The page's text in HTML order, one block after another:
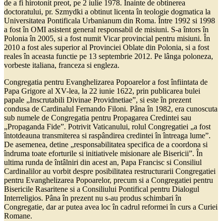
de a fi hirotonit preot, pe 2 iulie 1978. Înainte de obtinerea
doctoratului, pr. Szmydki a obtinut licenta în teologie dogmatica la
Universitatea Pontificala Urbanianum din Roma. Între 1992 si 1998
a fost în OMI asistent general responsabil de misiuni. S-a întors în
Polonia în 2005, si a fost numit Vicar provincial pentru misiuni. În
2010 a fost ales superior al Provinciei Oblate din Polonia, si a fost
reales în aceasta functie pe 13 septembrie 2012. Pe lânga poloneza,
vorbeste italiana, franceza si engleza.
Congregatia pentru Evanghelizarea Popoarelor a fost înfiintata de
Papa Grigore al XV-lea, la 22 iunie 1622, prin publicarea bulei
papale „Inscrutabili Divinae Providnetiae”, si este în prezent
condusa de Cardinalul Fernando Filoni. Pâna în 1982, era cunoscuta
sub numele de Congregatia pentru Propagarea Credintei sau
„Propaganda Fide”. Potrivit Vaticanului, rolul Congregatiei „a fost
întotdeauna transmiterea si raspândirea credintei în întreaga lume”.
De asemenea, detine „responsabilitatea specifica de a coordona si
îndruma toate eforturile si initiativele misionare ale Bisericii”. În
ultima runda de întâlniri din acest an, Papa Francisc si Consiliul
Cardinalilor au vorbit despre posibilitatea restructurarii Congregatiei
pentru Evanghelizarea Popoarelor, precum si a Congregatiei pentru
Bisericile Rasaritene si a Consiliului Pontifical pentru Dialogul
Interreligios. Pâna în prezent nu s-au produs schimbari în
Congregatie, dar ar putea avea loc în cadrul reformei în curs a Curiei
Romane.